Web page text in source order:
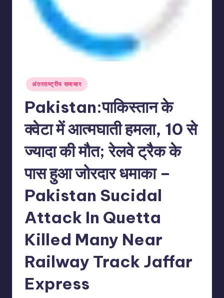
Posted
in
अंतरराष्ट्रीय समाचार
Pakistan:पाकिस्तान के
क्वेटा में आत्मघाती हमला, 10 से
ज्यादा की मौत; रेलवे ट्रैक के
पास हुआ जोरदार धमाका –
Pakistan Sucidal
Attack In Quetta
Killed Many Near
Railway Track Jaffar
Express